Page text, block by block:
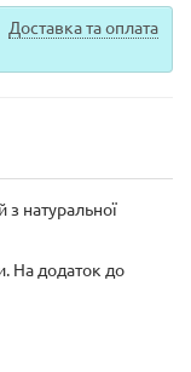
Доставка та оплата
натуральної
На додаток до